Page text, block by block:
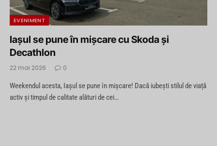
EVENIMENT
Iașul se pune în mișcare cu Skoda și
Decathlon
22 mai 2026 0
Weekendul acesta, Iașul se pune în mișcare! Dacă iubești stilul de viață
activ și timpul de calitate alături de cei…